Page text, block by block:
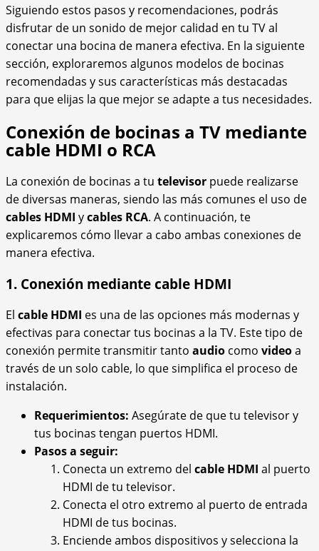
Siguiendo estos pasos y recomendaciones, podrás
disfrutar de un sonido de mejor calidad en tu TV al
conectar una bocina de manera efectiva. En la siguiente
sección, exploraremos algunos modelos de bocinas
recomendadas y sus características más destacadas
para que elijas la que mejor se adapte a tus necesidades.
Conexión de bocinas a TV mediante
cable HDMI o RCA
La conexión de bocinas a tu televisor puede realizarse
de diversas maneras, siendo las más comunes el uso de
cables HDMI ycables RCA. A continuación, te
explicaremos cómo llevar a cabo ambas conexiones de
manera efectiva.
1. Conexión mediante cable HDMI
El cable HDMI es una de las opciones más modernas y
efectivas para conectar tus bocinas a la TV. Este tipo de
conexión permite transmitir tanto audio como videoa
través de un solo cable, lo que simplifica el proceso de
instalación.
Requerimientos: Asegúrate de que tu televisor y
tus bocinas tengan puertos HDMI.
Pasos a seguir:
Conecta un extremo del cable HDMI al puerto
HDMI de tu televisor.
Conecta el otro extremo al puerto de entrada
HDMI de tus bocinas.
Enciende ambos dispositivos y selecciona la